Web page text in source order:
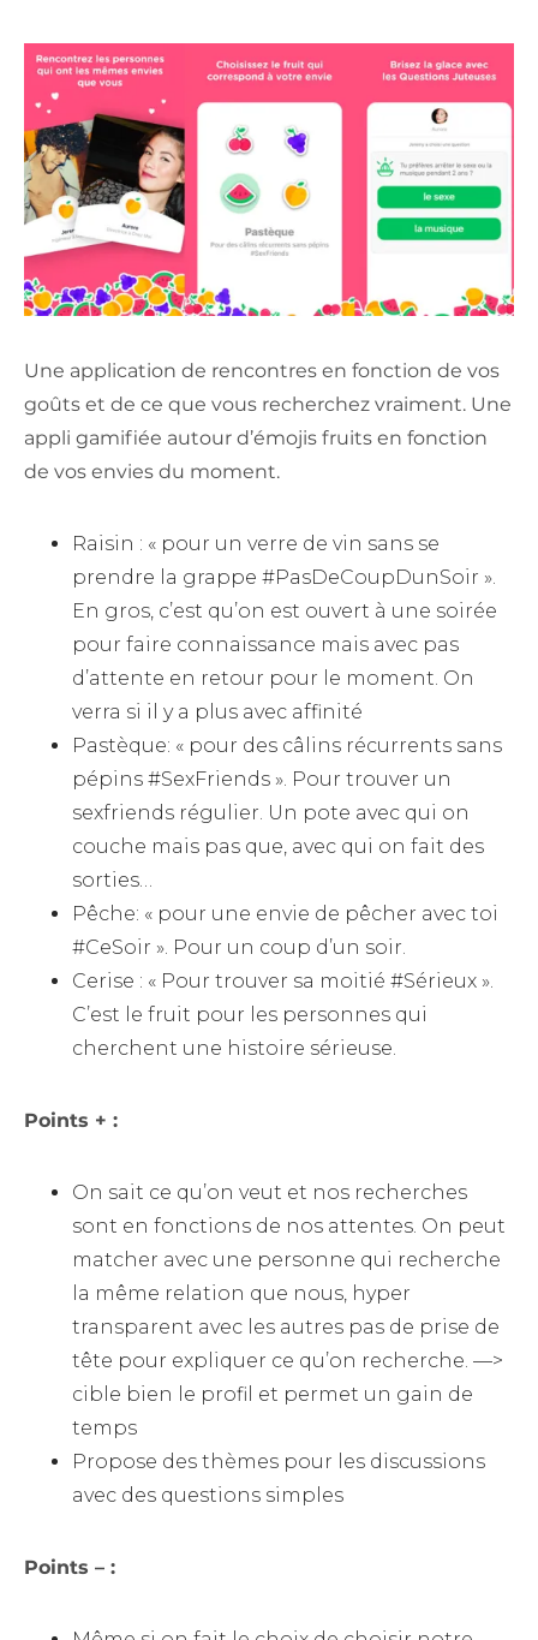
Une application de rencontres en fonction de vos
goûts et de ce que vous recherchez vraiment. Une
appli gamifiée autour d’émojis fruits en fonction
de vos envies du moment.
Raisin : « pour un verre de vin sans se
prendre la grappe #PasDeCoupDunSoir ».
En gros, c’est qu’on est ouvert à une soirée
pour faire connaissance mais avec pas
d’attente en retour pour le moment. On
verra si il y a plus avec affinité
Pastèque: « pour des câlins récurrents sans
pépins #SexFriends ». Pour trouver un
sexfriends régulier. Un pote avec qui on
couche mais pas que, avec qui on fait des
sorties…
Pêche: « pour une envie de pêcher avec toi
#CeSoir ». Pour un coup d’un soir.
Cerise : « Pour trouver sa moitié #Sérieux ».
C’est le fruit pour les personnes qui
cherchent une histoire sérieuse.
Points + :
On sait ce qu’on veut et nos recherches
sont en fonctions de nos attentes. On peut
matcher avec une personne qui recherche
la même relation que nous, hyper
transparent avec les autres pas de prise de
tête pour expliquer ce qu’on recherche. —>
cible bien le profil et permet un gain de
temps
Propose des thèmes pour les discussions
avec des questions simples
Points – :